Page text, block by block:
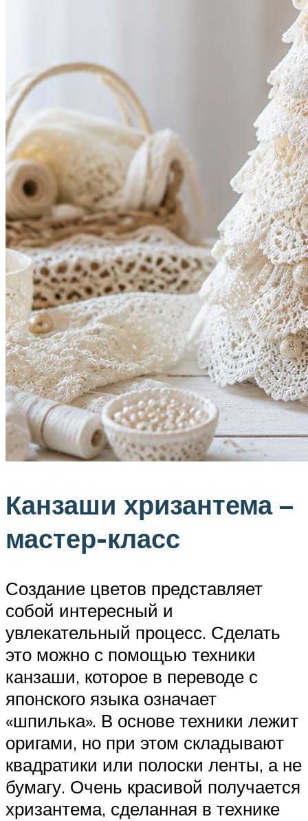
Канзаши хризантема –
мастер-класс
Создание цветов представляет
собой интересный и
увлекательный процесс. Сделать
это можно с помощью техники
канзаши, которое в переводе с
японского языка означает
«шпилька». В основе техники лежит
оригами, но при этом складывают
квадратики или полоски ленты, а не
бумагу. Очень красивой получается
хризантема, сделанная в технике